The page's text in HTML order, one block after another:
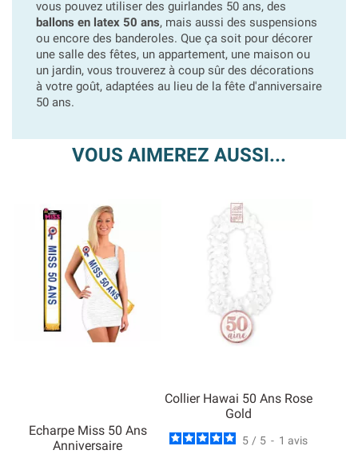
vous pouvez utiliser des guirlandes 50 ans, des
ballons en latex 50 ans, mais aussi des suspensions
ou encore des banderoles. Que ça soit pour décorer
une salle des fêtes, un appartement, une maison ou
un jardin, vous trouverez à coup sûr des décorations
à votre goût, adaptées au lieu de la fête d'anniversaire
50 ans.
VOUS AIMEREZ AUSSI...
Echarpe Miss 50 Ans
Anniversaire
Collier Hawai 50 Ans Rose
Gold
5 / 5 - 1 avis